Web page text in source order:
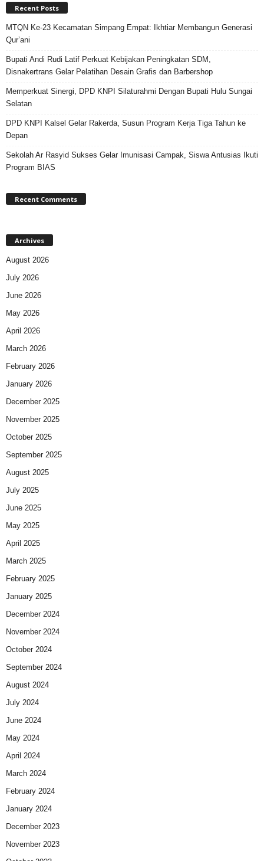
Recent Posts
MTQN Ke-23 Kecamatan Simpang Empat: Ikhtiar Membangun Generasi
Qur’ani
Bupati Andi Rudi Latif Perkuat Kebijakan Peningkatan SDM,
Disnakertrans Gelar Pelatihan Desain Grafis dan Barbershop
Memperkuat Sinergi, DPD KNPI Silaturahmi Dengan Bupati Hulu Sungai
Selatan
DPD KNPI Kalsel Gelar Rakerda, Susun Program Kerja Tiga Tahun ke
Depan
Sekolah Ar Rasyid Sukses Gelar Imunisasi Campak, Siswa Antusias Ikuti
Program BIAS
Recent Comments
Archives
August 2026
July 2026
June 2026
May 2026
April 2026
March 2026
February 2026
January 2026
December 2025
November 2025
October 2025
September 2025
August 2025
July 2025
June 2025
May 2025
April 2025
March 2025
February 2025
January 2025
December 2024
November 2024
October 2024
September 2024
August 2024
July 2024
June 2024
May 2024
April 2024
March 2024
February 2024
January 2024
December 2023
November 2023